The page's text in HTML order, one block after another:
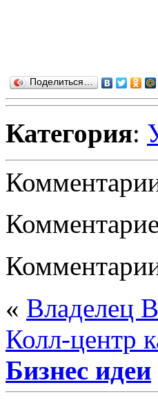
Поделиться…
Категория:
« Владелец
Колл-центр
Бизнес идеи